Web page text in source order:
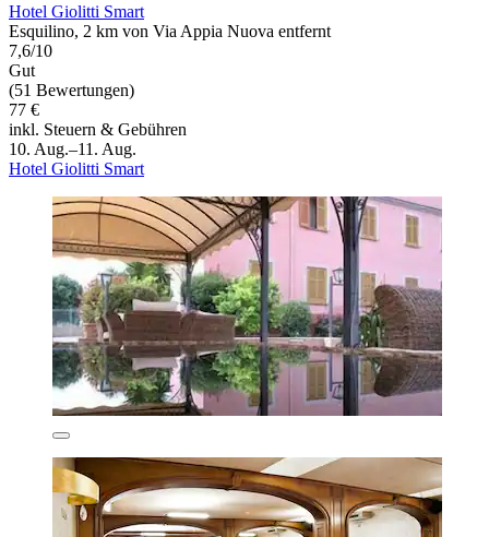
Hotel Giolitti Smart
Esquilino, 2 km von Via Appia Nuova entfernt
7,6/10
Gut
(51 Bewertungen)
77 €
inkl. Steuern & Gebühren
10. Aug.–11. Aug.
Hotel Giolitti Smart